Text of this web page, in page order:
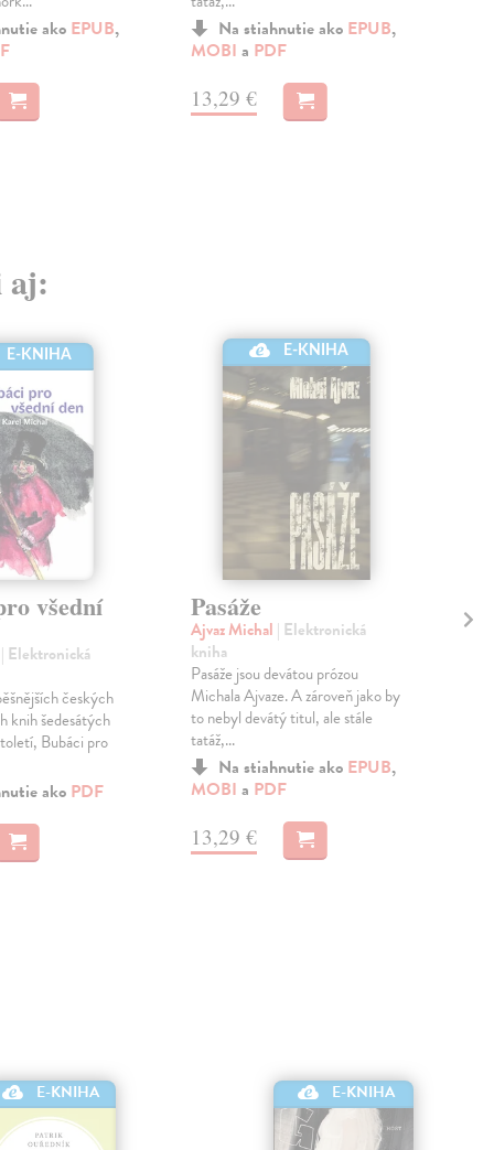
ako EPUB,
Na stiahnutie ako EPUB,
MOBI a PDF
13,29 €
aj:
E-KNIHA
všední
| Elektronická
českých
knih šedesátých
Bubáci pro
ako PDF
E-KNIHA
Pasáže
Ajvaz Michal | Elektronická
kniha
Pasáže jsou devátou prózou
Michala Ajvaze. A zároveň jako by
to nebyl devátý titul, ale stále
tatáž,...
Na stiahnutie ako EPUB,
MOBI a PDF
13,29 €
E-KNIHA E-KNIHA